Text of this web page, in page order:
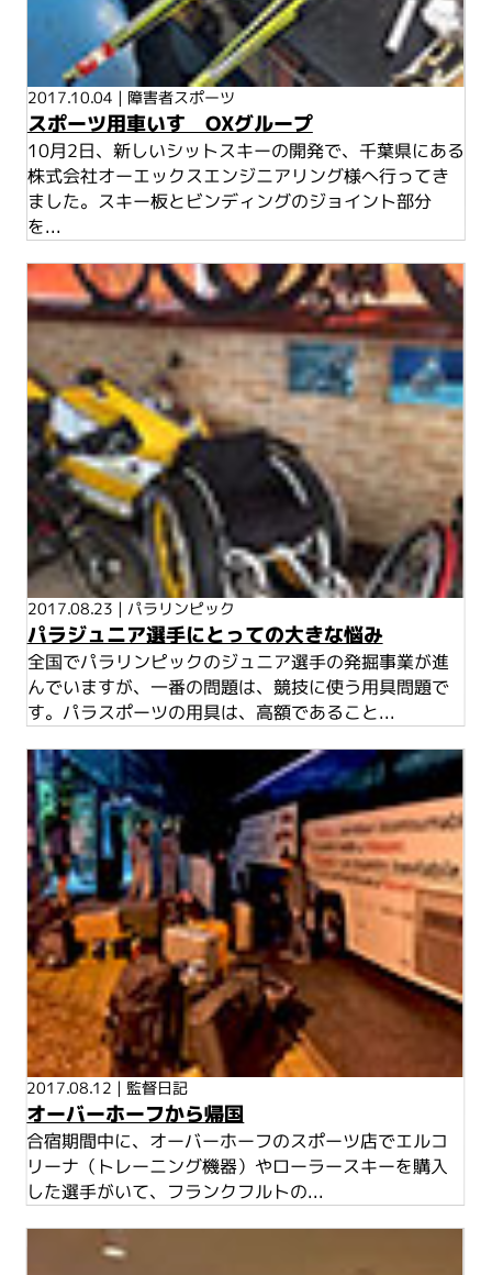
2017.10.04 | 障害者スポーツ
スポーツ用車いす OXグループ
10月2日、新しいシットスキーの開発で、千葉県にある
株式会社オーエックスエンジニアリング様へ行ってき
ました。スキー板とビンディングのジョイント部分
を...
2017.08.23 | パラリンピック
パラジュニア選手にとっての大きな悩み
全国でパラリンピックのジュニア選手の発掘事業が進
んでいますが、一番の問題は、競技に使う用具問題で
す。パラスポーツの用具は、高額であること...
2017.08.12 | 監督日記
オーバーホーフから帰国
合宿期間中に、オーバーホーフのスポーツ店でエルコ
リーナ（トレーニング機器）やローラースキーを購入
した選手がいて、フランクフルトの...